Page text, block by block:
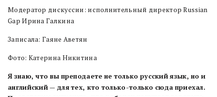
Модератор дискуссии: исполнительный директор Russian
Gap Ирина Галкина
Записала: Гаяне Аветян
Фото: Катерина Никитина
Я знаю, что вы преподаете не только русскийязык, но и
английский — длятех, кто только-только сюда приехал.